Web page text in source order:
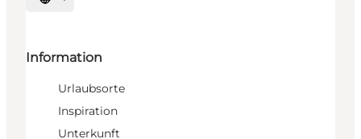
Sprache auswählen
Information
Urlaubsorte
Inspiration
Unterkunft